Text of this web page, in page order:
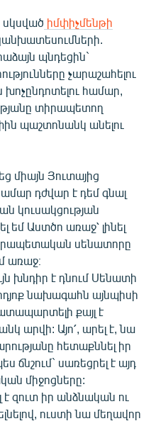
իմփիչմենթի
պնդեցին`
չարաշահելու
համար,
տիրապետող
պաշտոնանկ անելու
միայն Յուտայից
դժվար է դեմ գնալ
կուսակցության
եմ Աստծո առաջ՝ լինել
սենատորը
առաջ։
խնդիր է դնում Սենատի
նախագահն այնպիսի
քայլ է
արվի: Այո՛, արել է, նա
հետաքննել իր
սառեցրել է այդ
միջոցները:
զուտ իր անձնական ու
ուստի նա մեղավոր